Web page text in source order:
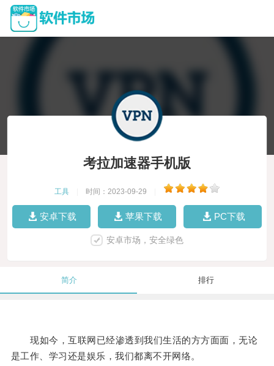
考拉加速器手机版
工具 时间：2023-09-29
安卓下载 苹果下载 PC下载
安卓市场，安全绿色
简介 排行
现如今，互联网已经渗透到我们生活的方方面面，无论
是工作、学习还是娱乐，我们都离不开网络。